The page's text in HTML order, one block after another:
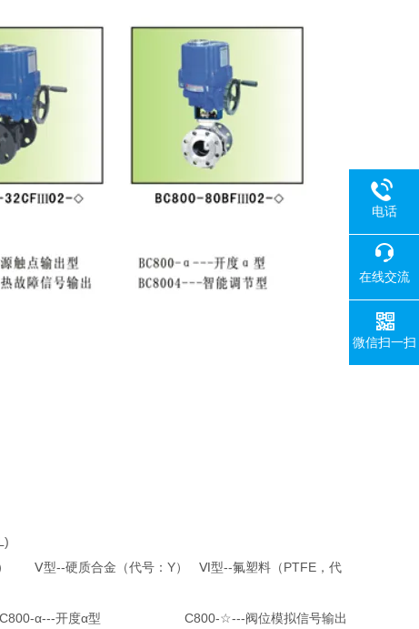
） Ⅴ型--硬质合金（代号：Y） Ⅵ型--氟塑料（PTFE，代
出型 C800-α---开度α型 C800-☆---阀位模拟信号输出
电话
在线交流
微信扫一扫